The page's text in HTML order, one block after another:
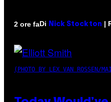
2 ore faDi Nick Stockton |
(PHOTO BY LEX VAN ROSSEN/